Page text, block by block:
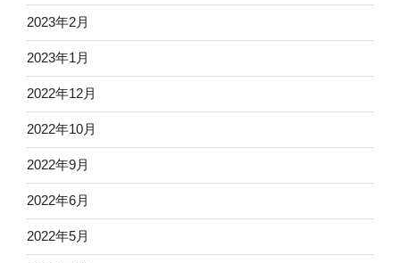
2023年2月
2023年1月
2022年12月
2022年10月
2022年9月
2022年6月
2022年5月